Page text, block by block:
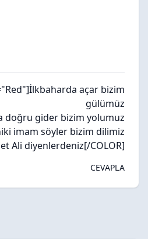
İlkbaharda açar bizim
gülümüz
doğru gider bizim yolumuz
imam söyler bizim dilimiz
Ali diyenlerdeniz[/COLOR]
CEVAPLA